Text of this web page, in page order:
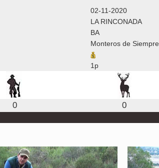
02-11-2020
LA RINCONADA
BA
Monteros de Siempre
1p
0 0